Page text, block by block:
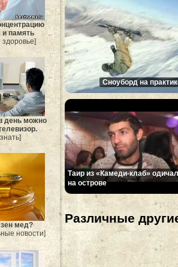
и память
здоровье]
день можно
мед?
новости]
Сноуборд на
Таир из «Камеди-клаб» одичал
на острове
Различные